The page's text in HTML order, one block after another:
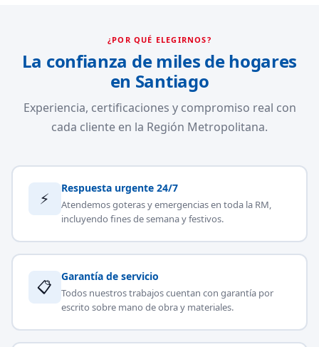
¿POR QUÉ ELEGIRNOS?
La confianza de miles de hogares
en Santiago
Experiencia, certificaciones y compromiso real con
cada cliente en la Región Metropolitana.
⚡
Respuesta urgente 24/7
Atendemos goteras y emergencias en toda la RM,
incluyendo fines de semana y festivos.
📋
Garantía de servicio
Todos nuestros trabajos cuentan con garantía por
escrito sobre mano de obra y materiales.